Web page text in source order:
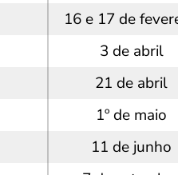
16 e 17 de
3 de abril
21 de abril
1º de maio
11 de junho